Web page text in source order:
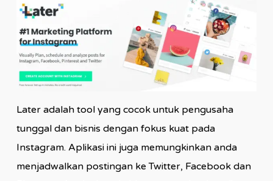
Later adalah tool yang cocok untuk pengusaha
tunggal dan bisnis dengan fokus kuat pada
Instagram. Aplikasi ini juga memungkinkan anda
menjadwalkan postingan ke Twitter, Facebook dan